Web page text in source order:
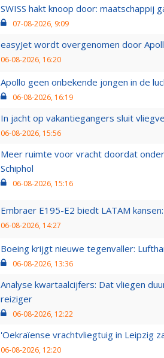
SWISS hakt knoop door: maatschappij
07-08-2026, 9:09
easyJet wordt overgenomen door
06-08-2026, 16:20
Apollo geen onbekende jongen in de
06-08-2026, 16:19
In jacht op vakantiegangers sluit
06-08-2026, 15:56
Meer ruimte voor vracht doordat
Schiphol
06-08-2026, 15:16
Embraer E195-E2 biedt LATAM
06-08-2026, 14:27
Boeing krijgt nieuwe tegenvaller:
06-08-2026, 13:36
Analyse kwartaalcijfers: Dat vliegen
reiziger
06-08-2026, 12:22
'Oekraïense vrachtvliegtuig in Leipzig
06-08-2026, 12:20